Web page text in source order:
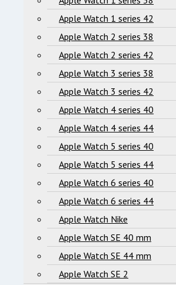
Apple Watch 1 series 42
Apple Watch 2 series 38
Apple Watch 2 series 42
Apple Watch 3 series 38
Apple Watch 3 series 42
Apple Watch 4 series 40
Apple Watch 4 series 44
Apple Watch 5 series 40
Apple Watch 5 series 44
Apple Watch 6 series 40
Apple Watch 6 series 44
Apple Watch Nike
Apple Watch SE 40 mm
Apple Watch SE 44 mm
Apple Watch SE 2